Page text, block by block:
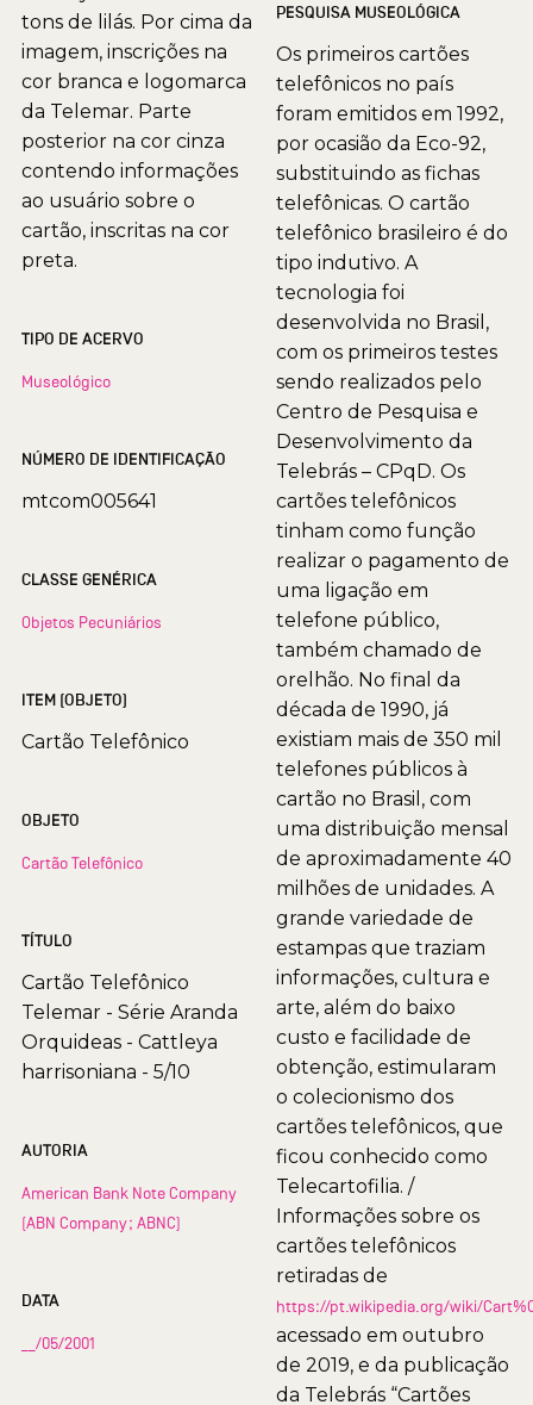
tons de lilás. Por cima da
imagem, inscrições na
cor branca e logomarca
da Telemar. Parte
posterior na cor cinza
contendo informações
ao usuário sobre o
cartão, inscritas na cor
preta.
TIPO DE ACERVO
Museológico
NÚMERO DE IDENTIFICAÇÃO
mtcom005641
CLASSE GENÉRICA
Objetos Pecuniários
ITEM (OBJETO)
Cartão Telefônico
OBJETO
Cartão Telefônico
TÍTULO
Cartão Telefônico
Telemar - Série Aranda
Orquideas - Cattleya
harrisoniana - 5/10
AUTORIA
American Bank Note Company
(ABN Company; ABNC)
DATA
__/05/2001
PESQUISA MUSEOLÓGICA
Os primeiros cartões
telefônicos no país
foram emitidos em 1992,
por ocasião da Eco-92,
substituindo as fichas
telefônicas. O cartão
telefônico brasileiro é do
tipo indutivo. A
tecnologia foi
desenvolvida no Brasil,
com os primeiros testes
sendo realizados pelo
Centro de Pesquisa e
Desenvolvimento da
Telebrás – CPqD. Os
cartões telefônicos
tinham como função
realizar o pagamento de
uma ligação em
telefone público,
também chamado de
orelhão. No final da
década de 1990, já
existiam mais de 350 mil
telefones públicos à
cartão no Brasil, com
uma distribuição mensal
de aproximadamente 40
milhões de unidades. A
grande variedade de
estampas que traziam
informações, cultura e
arte, além do baixo
custo e facilidade de
obtenção, estimularam
o colecionismo dos
cartões telefônicos, que
ficou conhecido como
Telecartofilia. /
Informações sobre os
cartões telefônicos
retiradas de
https://pt.wikipedia.org/wiki/
acessado em outubro
de 2019, e da publicação
da Telebrás “Cartões